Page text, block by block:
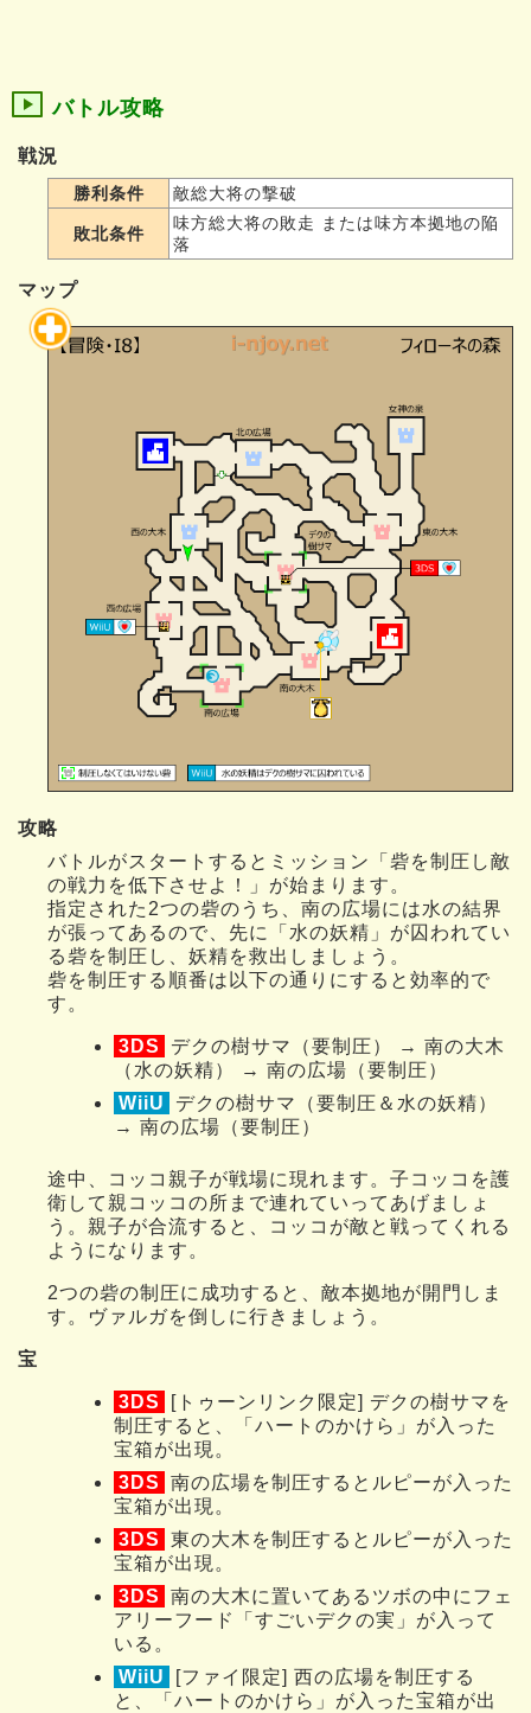
バトル攻略
戦況
勝利条件 敵総大将の撃破
敗北条件
味方総大将の敗走 または味方本拠地の陥
落
マップ
攻略
バトルがスタートするとミッション「砦を制圧し敵
の戦力を低下させよ！」が始まります。
指定された2つの砦のうち、南の広場には水の結界
が張ってあるので、先に「水の妖精」が囚われてい
る砦を制圧し、妖精を救出しましょう。
砦を制圧する順番は以下の通りにすると効率的で
す。
3DS
デクの樹サマ（要制圧） → 南の大木
（水の妖精） → 南の広場（要制圧）
WiiU
デクの樹サマ（要制圧＆水の妖精）
→ 南の広場（要制圧）
途中、コッコ親子が戦場に現れます。子コッコを護
衛して親コッコの所まで連れていってあげましょ
う。親子が合流すると、コッコが敵と戦ってくれる
ようになります。
2つの砦の制圧に成功すると、敵本拠地が開門しま
す。ヴァルガを倒しに行きましょう。
宝
3DS
[トゥーンリンク限定] デクの樹サマを
制圧すると、「ハートのかけら」が入った
宝箱が出現。
3DS
南の広場を制圧するとルピーが入った
宝箱が出現。
3DS
東の大木を制圧するとルピーが入った
宝箱が出現。
3DS
南の大木に置いてあるツボの中にフェ
アリーフード「すごいデクの実」が入って
いる。
WiiU
[ファイ限定] 西の広場を制圧する
と、「ハートのかけら」が入った宝箱が出